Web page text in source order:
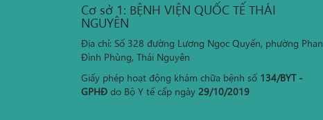
Cơ sở 1: BỆNH VIỆN QUỐC TẾ THÁI
NGUYÊN
Địa chỉ: Số 328 đường Lương Ngọc Quyến, phường Phan
Đình Phùng, Thái Nguyên
Giấy phép hoạt động khám chữa bệnh số 134/BYT -
GPHĐ do Bộ Y tế cấp ngày 29/10/2019